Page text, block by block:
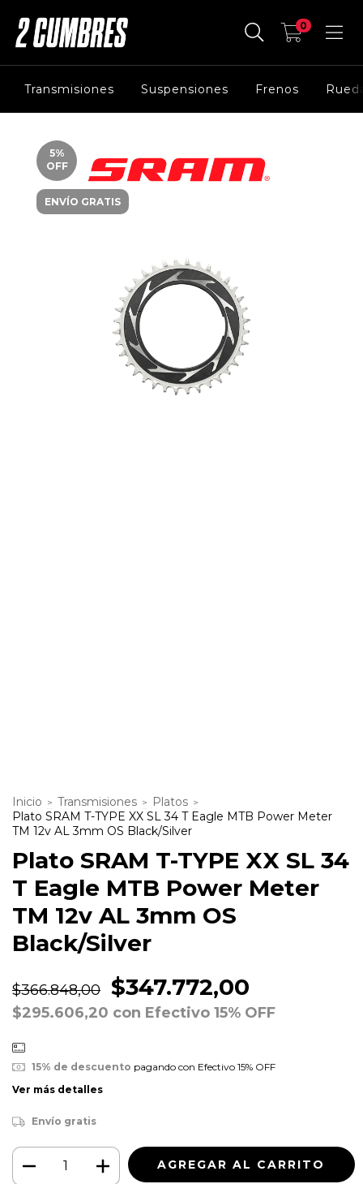
0
Transmisiones Suspensiones Frenos
5%
OFF
ENVÍO GRATIS
Inicio > Transmisiones > Platos >
Plato SRAM T-TYPE XX SL 34 T Eagle MTB Power Meter
TM 12v AL 3mm OS Black/Silver
Plato SRAM T-TYPE XX SL 34
T Eagle MTB Power Meter
TM 12v AL 3mm OS
Black/Silver
$366.848,00 $347.772,00
$295.606,20 con Efectivo 15% OFF
15% de descuento pagando con Efectivo 15% OFF
Ver más detalles
Envío gratis